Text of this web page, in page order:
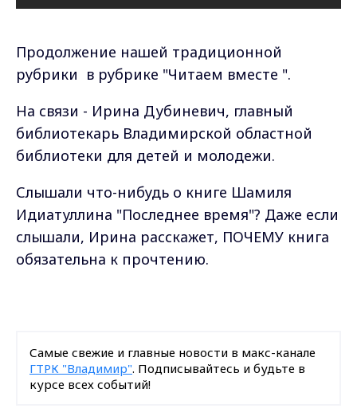
Продолжение нашей традиционной
рубрики в рубрике "Читаем вместе ".
На связи - Ирина Дубиневич, главный
библиотекарь Владимирской областной
библиотеки для детей и молодежи.
Слышали что-нибудь о книге Шамиля
Идиатуллина "Последнее время"? Даже если
слышали, Ирина расскажет, ПОЧЕМУ книга
обязательна к прочтению.
Самые свежие и главные новости в макс-канале
ГТРК "Владимир". Подписывайтесь и будьте в
курсе всех событий!